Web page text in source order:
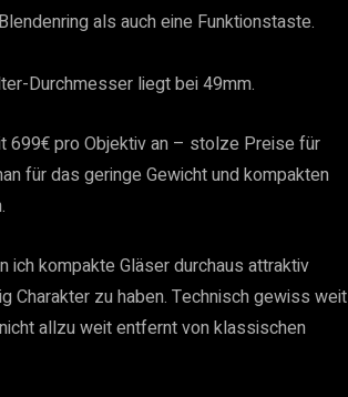
als auch eine Funktionstaste.
Durchmesser liegt bei 49mm.
pro Objektiv an – stolze Preise für
für das geringe Gewicht und kompakten
ich kompakte Gläser durchaus attraktiv
Charakter zu haben. Technisch gewiss weit
allzu weit entfernt von klassischen